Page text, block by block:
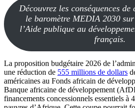
Découvrez les conséquences
le baromètre MEDIA 2030
l’Aide publique au
français.
La proposition budgétaire 2026 de
une réduction de 555 millions de dollars
américaines au Fonds africain de
Banque africaine de développement
financements concessionnels essentiels à